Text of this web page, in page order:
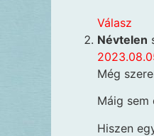
Válasz
Névtelen
Még
Máig
Hiszen